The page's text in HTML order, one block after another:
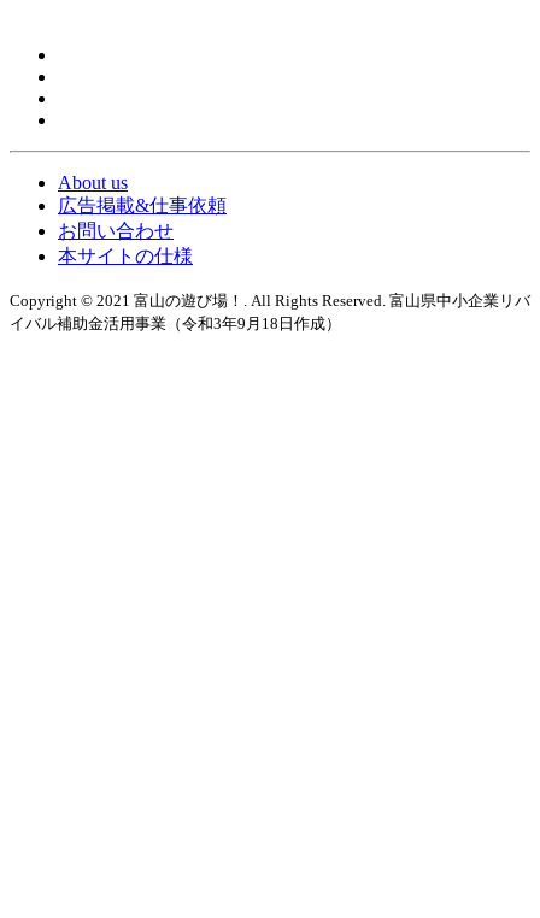
About us
広告掲載&仕事依頼
お問い合わせ
本サイトの仕様
Copyright © 2021 富山の遊び場！. All Rights Reserved. 富山県中小企業リバ
イバル補助金活用事業（令和3年9月18日作成）